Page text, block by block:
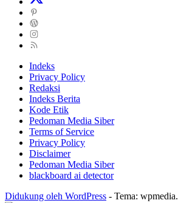
Indeks
Privacy Policy
Redaksi
Indeks Berita
Kode Etik
Pedoman Media Siber
Terms of Service
Privacy Policy
Disclaimer
Pedoman Media Siber
blackboard ai detector
Didukung oleh WordPress - Tema: wpmedia.